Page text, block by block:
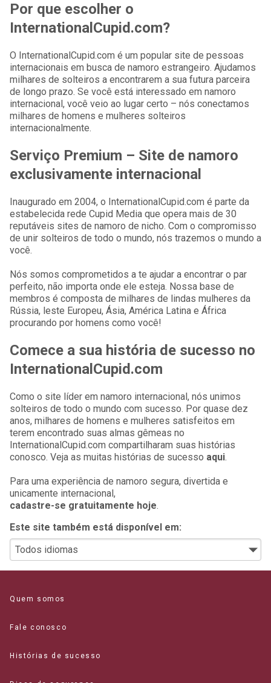
Por que escolher o
InternationalCupid.com?
O InternationalCupid.com é um popular site de pessoas
internacionais em busca de namoro estrangeiro. Ajudamos
milhares de solteiros a encontrarem a sua futura parceira
de longo prazo. Se você está interessado em namoro
internacional, você veio ao lugar certo – nós conectamos
milhares de homens e mulheres solteiros
internacionalmente.
Serviço Premium – Site de namoro
exclusivamente internacional
Inaugurado em 2004, o InternationalCupid.com é parte da
estabelecida rede Cupid Media que opera mais de 30
reputáveis sites de namoro de nicho. Com o compromisso
de unir solteiros de todo o mundo, nós trazemos o mundo a
você.
Nós somos comprometidos a te ajudar a encontrar o par
perfeito, não importa onde ele esteja. Nossa base de
membros é composta de milhares de lindas mulheres da
Rússia, leste Europeu, Ásia, América Latina e África
procurando por homens como você!
Comece a sua história de sucesso no
InternationalCupid.com
Como o site líder em namoro internacional, nós unimos
solteiros de todo o mundo com sucesso. Por quase dez
anos, milhares de homens e mulheres satisfeitos em
terem encontrado suas almas gêmeas no
InternationalCupid.com compartilharam suas histórias
conosco. Veja as muitas histórias de sucesso aqui.
Para uma experiência de namoro segura, divertida e
unicamente internacional,
cadastre-se gratuitamente hoje.
Este site também está disponível em:
Quem somos
Fale conosco
Histórias de sucesso